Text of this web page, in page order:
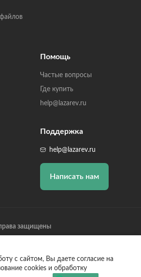
Помощь
Частые вопросы
Где купить
help@lazarev.ru
Поддержка
help@lazarev.ru
Написать нам
защищены
БИК: 044525593, К/С:
с сайтом, Вы даете согласие на
cookies и обработку